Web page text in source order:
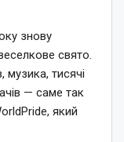
знову
свято.
тисячі
— саме так
який